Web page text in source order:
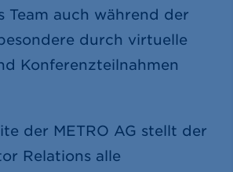
Team auch während der
durch virtuelle
Konferenzteilnahmen
der METRO AG stellt der
Relations alle